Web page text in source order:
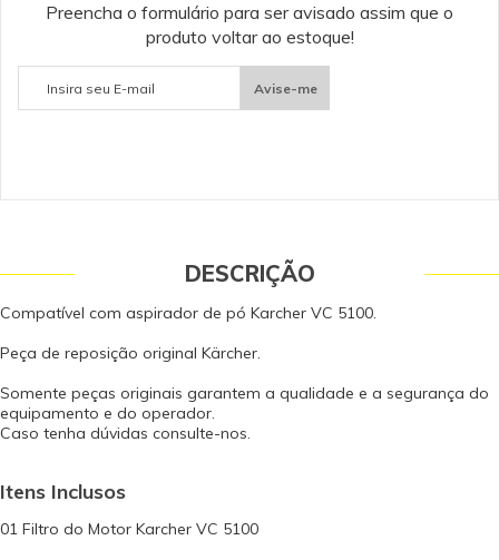
Preencha o formulário para ser avisado assim que o
produto voltar ao estoque!
Avise-me
DESCRIÇÃO
Compatível com aspirador de pó Karcher VC 5100.
Peça de reposição original Kärcher.
Somente peças originais garantem a qualidade e a segurança do
equipamento e do operador.
Caso tenha dúvidas consulte-nos.
Itens Inclusos
01 Filtro do Motor Karcher VC 5100